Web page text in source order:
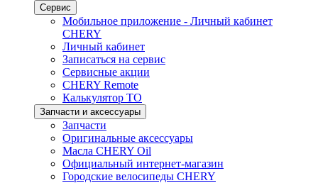
Сервис
Мобильное приложение - Личный кабинет
CHERY
Личный кабинет
Записаться на сервис
Сервисные акции
CHERY Remote
Калькулятор ТО
Запчасти и аксессуары
Запчасти
Оригинальные аксессуары
Масла CHERY Oil
Официальный интернет-магазин
Городские велосипеды CHERY